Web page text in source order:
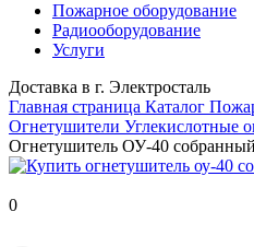
Пожарное оборудование
Радиооборудование
Услуги
Доставка в г. Электросталь
Главная страница Каталог
Огнетушители Углекислотные
Огнетушитель ОУ-40
0